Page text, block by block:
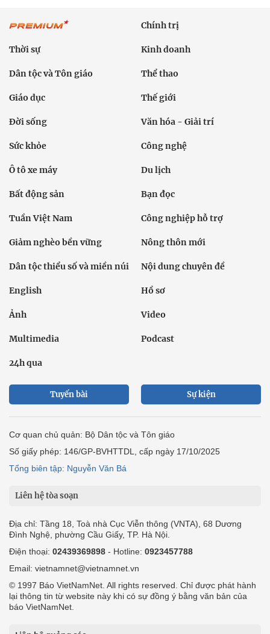
Chính trị
Thời sự Kinh doanh
Dân tộc và Tôn giáo Thể thao
Giáo dục Thế giới
Đời sống Văn hóa - Giải trí
Sức khỏe Công nghệ
Ô tô xe máy Du lịch
Bất động sản Bạn đọc
Tuần Việt Nam Công nghiệp hỗ trợ
Giảm nghèo bền vững Nông thôn mới
Dân tộc thiểu số và miền núi Nội dung chuyên đề
English Hồ sơ
Ảnh Video
Multimedia Podcast
24h qua
Tuyến bài Sự kiện
Cơ quan chủ quản: Bộ Dân tộc và Tôn giáo
Số giấy phép: 146/GP-BVHTTDL, cấp ngày 17/10/2025
Tổng biên tập: Nguyễn Văn Bá
Liên hệ tòa soạn
Địa chỉ: Tầng 18, Toà nhà Cục Viễn thông (VNTA), 68 Dương
Đình Nghệ, phường Cầu Giấy, TP. Hà Nội.
Điện thoại: 02439369898 - Hotline: 0923457788
Email: vietnamnet@vietnamnet.vn
© 1997 Báo VietNamNet. All rights reserved. Chỉ được phát hành
lại thông tin từ website này khi có sự đồng ý bằng văn bản của
báo VietNamNet.